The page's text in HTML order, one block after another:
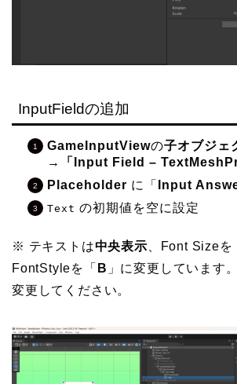
InputFieldの追加
GameInputViewの子オブジェ
→
「Input Field –
Placeholder に「 Input
Text の初期値を空に設定
※ テキストは中央表示 、Font Sizeを
FontStyleを「 B 」に変更しています
変更してください。